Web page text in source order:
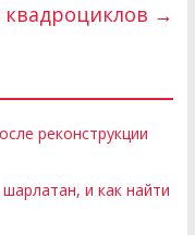
→
реконструкции
и как найти